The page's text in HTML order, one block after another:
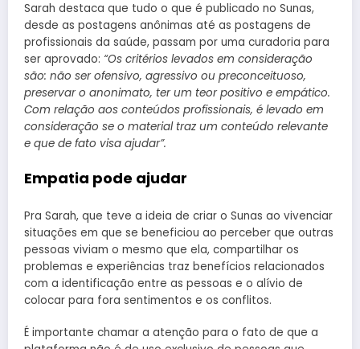
Sarah destaca que tudo o que é publicado no Sunas,
desde as postagens anônimas até as postagens de
profissionais da saúde, passam por uma curadoria para
ser aprovado: “Os critérios levados em consideração
são: não ser ofensivo, agressivo ou preconceituoso,
preservar o anonimato, ter um teor positivo e empático.
Com relação aos conteúdos profissionais, é levado em
consideração se o material traz um conteúdo relevante
e que de fato visa ajudar”.
Empatia pode ajudar
Pra Sarah, que teve a ideia de criar o Sunas ao vivenciar
situações em que se beneficiou ao perceber que outras
pessoas viviam o mesmo que ela, compartilhar os
problemas e experiências traz benefícios relacionados
com a identificação entre as pessoas e o alívio de
colocar para fora sentimentos e os conflitos.
É importante chamar a atenção para o fato de que a